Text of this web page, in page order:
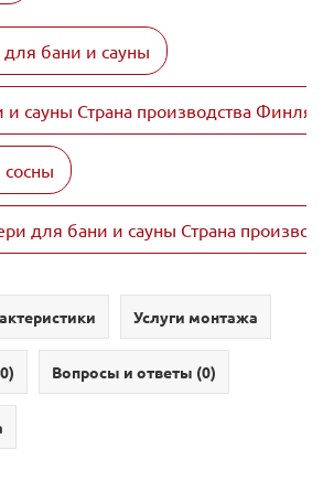
бани и сауны
сауны Страна производства
для бани и сауны Страна
Услуги монтажа
0) Вопросы и ответы (0)